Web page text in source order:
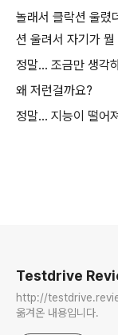
놀래서 클락션 울렸
션 울려서 자기가
정말... 조금만 생각
왜 저런걸까요?
정말... 지능이 떨어
Testdrive
http://
옮겨온 내용입니다.